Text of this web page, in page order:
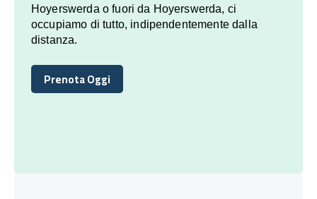
Hoyerswerda o fuori da Hoyerswerda, ci
occupiamo di tutto, indipendentemente dalla
distanza.
Prenota Oggi
Prenota Oggi